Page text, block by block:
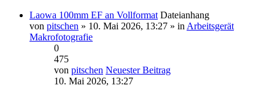
Laowa 100mm EF an Vollformat Dateianhang
von pitschen » 10. Mai 2026, 13:27 » in Arbeitsgerät
Makrofotografie
0
475
von pitschen Neuester Beitrag
10. Mai 2026, 13:27